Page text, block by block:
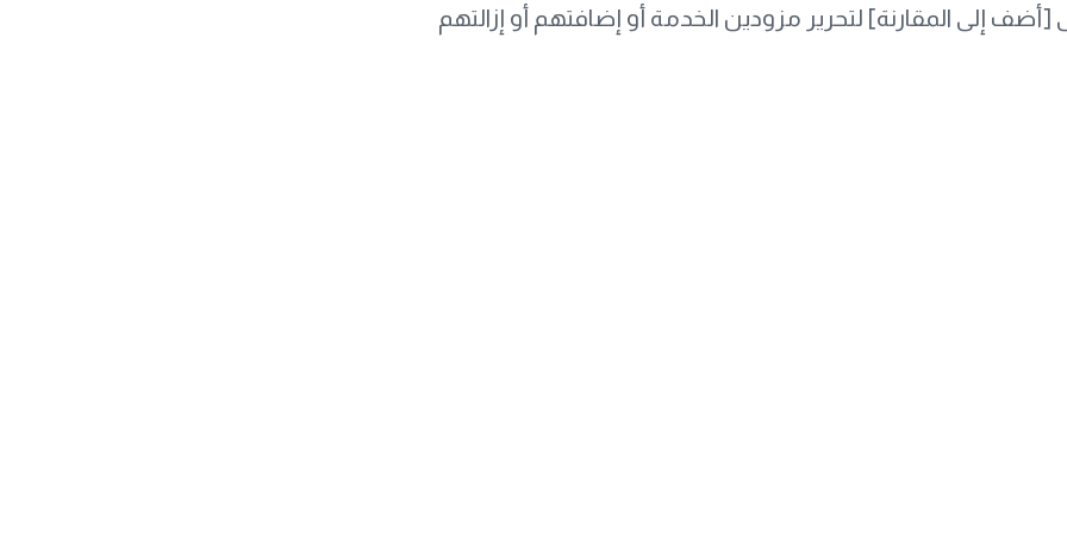
إلى المقارنة] لتحرير مزودين الخدمة أو إضافتهم أو إزالتهم